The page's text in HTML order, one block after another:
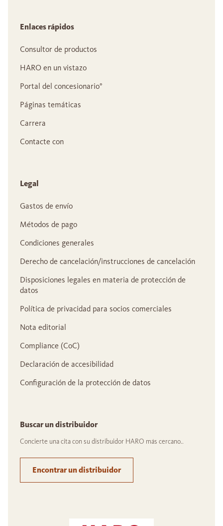
Enlaces rápidos
Consultor de productos
HARO en un vistazo
Portal del concesionario°
Páginas temáticas
Carrera
Contacte con
Legal
Gastos de envío
Métodos de pago
Condiciones generales
Derecho de cancelación/instrucciones de cancelación
Disposiciones legales en materia de protección de
datos
Política de privacidad para socios comerciales
Nota editorial
Compliance (CoC)
Declaración de accesibilidad
Configuración de la protección de datos
Buscar un distribuidor
Concierte una cita con su distribuidor HARO más cercano..
Encontrar un distribuidor